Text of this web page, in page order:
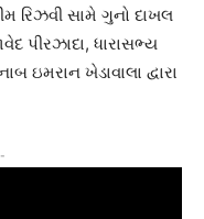
રિઝવી સામે ગુનો દાખલ
પીરઝાદા, ધારાસભ્ય
ઇમરાન ખેડાવાલા દ્વારા